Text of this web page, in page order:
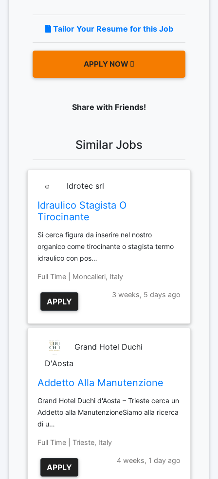
Tailor Your Resume for this Job
APPLY NOW
Share with Friends!
Similar Jobs
Idrotec srl
Idraulico Stagista O
Tirocinante
Si cerca figura da inserire nel nostro
organico come tirocinante o stagista termo
idraulico con pos…
Full Time | Moncalieri, Italy
APPLY
3 weeks, 5 days ago
Grand Hotel Duchi
D'Aosta
Addetto Alla Manutenzione
Grand Hotel Duchi d'Aosta – Trieste cerca un
Addetto alla ManutenzioneSiamo alla ricerca
di u…
Full Time | Trieste, Italy
APPLY
4 weeks, 1 day ago